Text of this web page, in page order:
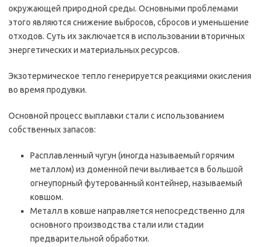
окружающей природной среды. Основными проблемами
этого являются снижение выбросов, сбросов и уменьшение
отходов. Суть их заключается в использовании вторичных
энергетических и материальных ресурсов.
Экзотермическое тепло генерируется реакциями окисления
во время продувки.
Основной процесс выплавки стали с использованием
собственных запасов:
Расплавленный чугун (иногда называемый горячим
металлом) из доменной печи выливается в большой
огнеупорный футерованный контейнер, называемый
ковшом.
Металл в ковше направляется непосредственно для
основного производства стали или стадии
предварительной обработки.